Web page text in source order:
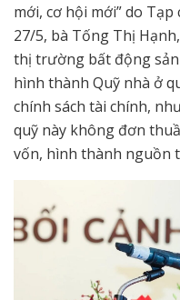
mới, cơ hội mới” do
27/5, bà Tống Thị
thị trường bất động sản
hình thành Quỹ nhà ở
chính sách tài chính,
quỹ này không đơn
vốn, hình thành nguồn